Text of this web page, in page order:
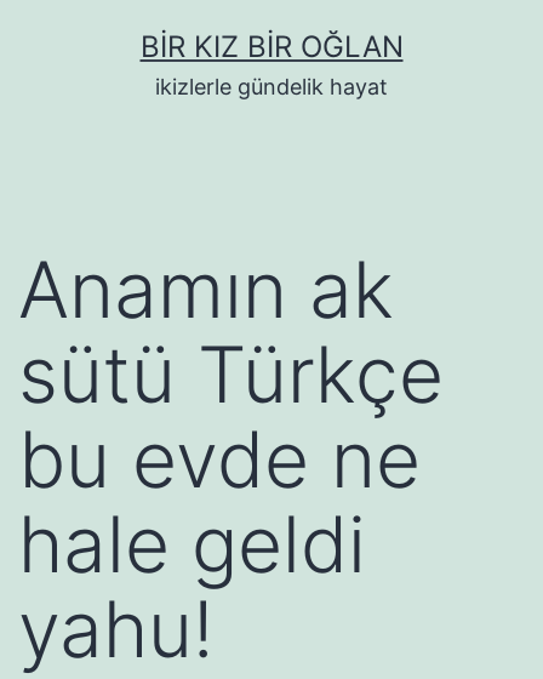
BIR KIZ BIR OĞLAN
ikizlerle gündelik hayat
Anamın ak
sütü Türkçe
bu evde ne
hale geldi
yahu!